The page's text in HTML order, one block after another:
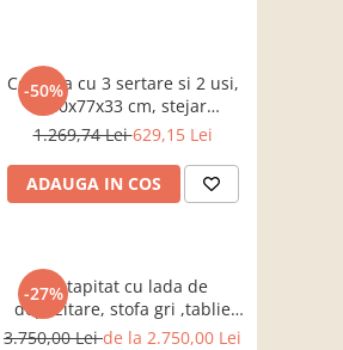
-50%
Comoda cu 3 sertare si 2 usi,
140x77x33 cm, stejar
sonoma/alb, Bortis impex
1.269,74 Lei629,15 Lei
ADAUGA IN COS
-27%
Pat tapitat cu lada de
depozitare, stofa gri ,tablie
nasturi matlasata,Bortis
3.750,00 Leide la 2.750,00 Lei